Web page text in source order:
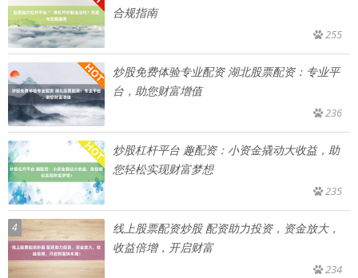
合规指南
255
炒股免费体验专业配资 湖北股票配资：专业平
台，助您财富增值
236
炒股杠杆平台 趣配资：小资金撬动大收益，助
您轻松实现财富梦想
235
4
线上股票配资炒股 配资助力投资，资金放大，
收益倍增，开启财富
234